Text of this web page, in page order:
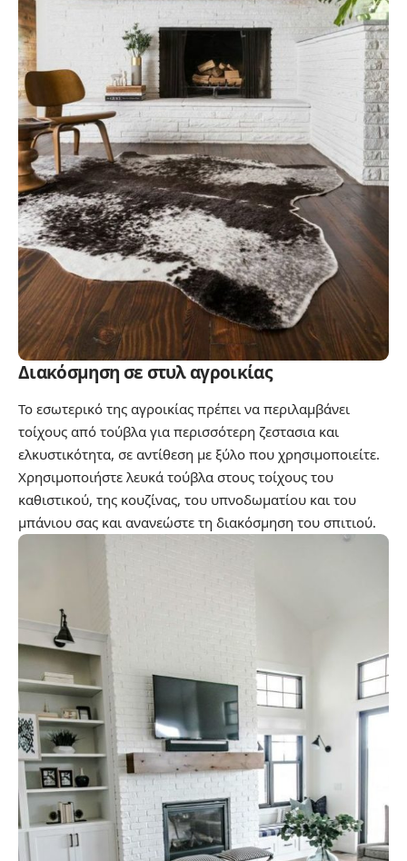
Διακόσμηση σε στυλ αγροικίας
Το εσωτερικό της αγροικίας πρέπει να περιλαμβάνει
τοίχους από τούβλα για περισσότερη ζεστασια και
ελκυστικότητα, σε αντίθεση με ξύλο που χρησιμοποιείτε.
Χρησιμοποιήστε λευκά τούβλα στους τοίχους του
καθιστικού, της κουζίνας, του υπνοδωματίου και του
μπάνιου σας και ανανεώστε τη διακόσμηση του σπιτιού.